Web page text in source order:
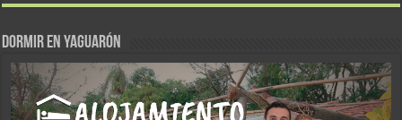
DORMIR EN YAGUARÓN